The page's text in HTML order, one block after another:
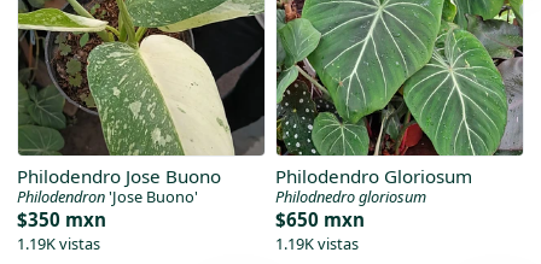
Philodendro Jose Buono
Philodendron'Jose Buono'
$350 mxn
1.19K vistas
Philodendro Gloriosum
Philodnedro gloriosum
$650 mxn
1.19K vistas